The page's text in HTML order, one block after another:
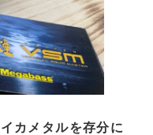
カメタルを存分に